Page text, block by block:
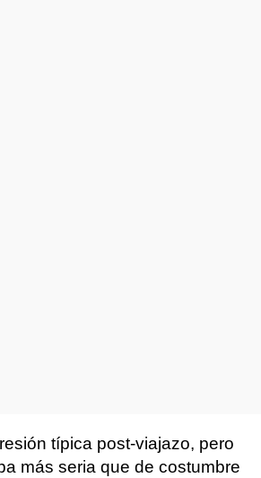
típica post-viajazo, pero
más seria que de costumbre